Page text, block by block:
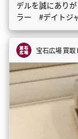
デルを誠にあり
ラー #デイトジ
宝石広場 買取